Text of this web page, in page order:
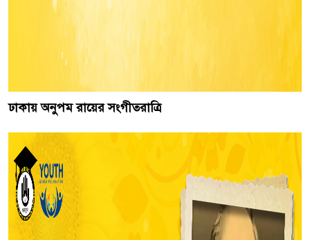
ঢাকায় অনুপম রায়ের সংগীতরাত্রি